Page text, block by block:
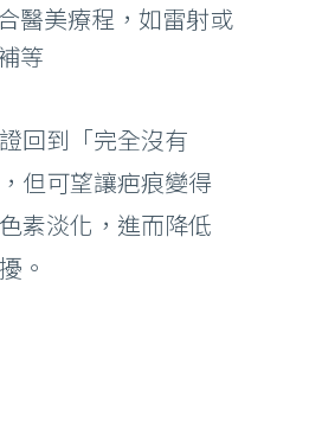
醫美療程，如雷射或
等
回到「完全沒有
但可望讓疤痕變得
素淡化，進而降低
。